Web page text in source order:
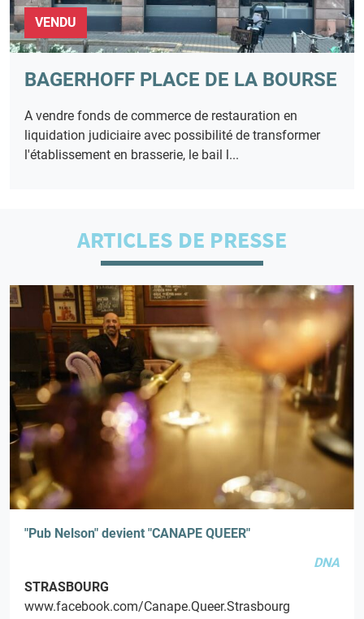
VENDU
BAGERHOFF PLACE DE LA BOURSE
A vendre fonds de commerce de restauration en
liquidation judiciaire avec possibilité de transformer
l'établissement en brasserie, le bail l...
ARTICLES DE PRESSE
"Pub Nelson" devient "CANAPE QUEER"
DNA
STRASBOURG
www.facebook.com/Canape.Queer.Strasbourg